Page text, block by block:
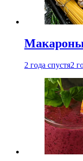
2 года спустя2